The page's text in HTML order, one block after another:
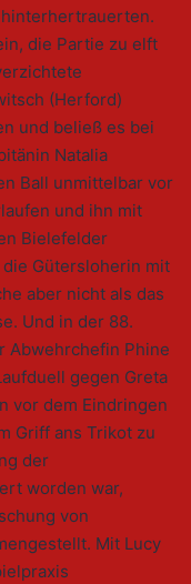
die Partie zu elft
(Herford)
und beließ es bei
Natalia
Ball unmittelbar vor
und ihn mit
Bielefelder
Gütersloherin mit
aber nicht als das
Und in der 88.
Abwehrchefin Phine
gegen Greta
vor dem Eindringen
Griff ans Trikot zu
der
worden war,
von
Mit Lucy